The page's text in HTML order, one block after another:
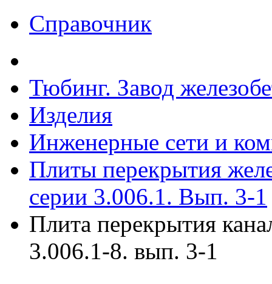
Справочник
Тюбинг. Завод
Изделия
Инженерные сети и
Плиты перекрытия
серии 3.006.1. Вып. 3-1
Плита перекрытия
3.006.1-8. вып. 3-1